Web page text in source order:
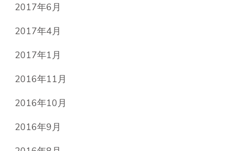
2017年6月
2017年4月
2017年1月
2016年11月
2016年10月
2016年9月